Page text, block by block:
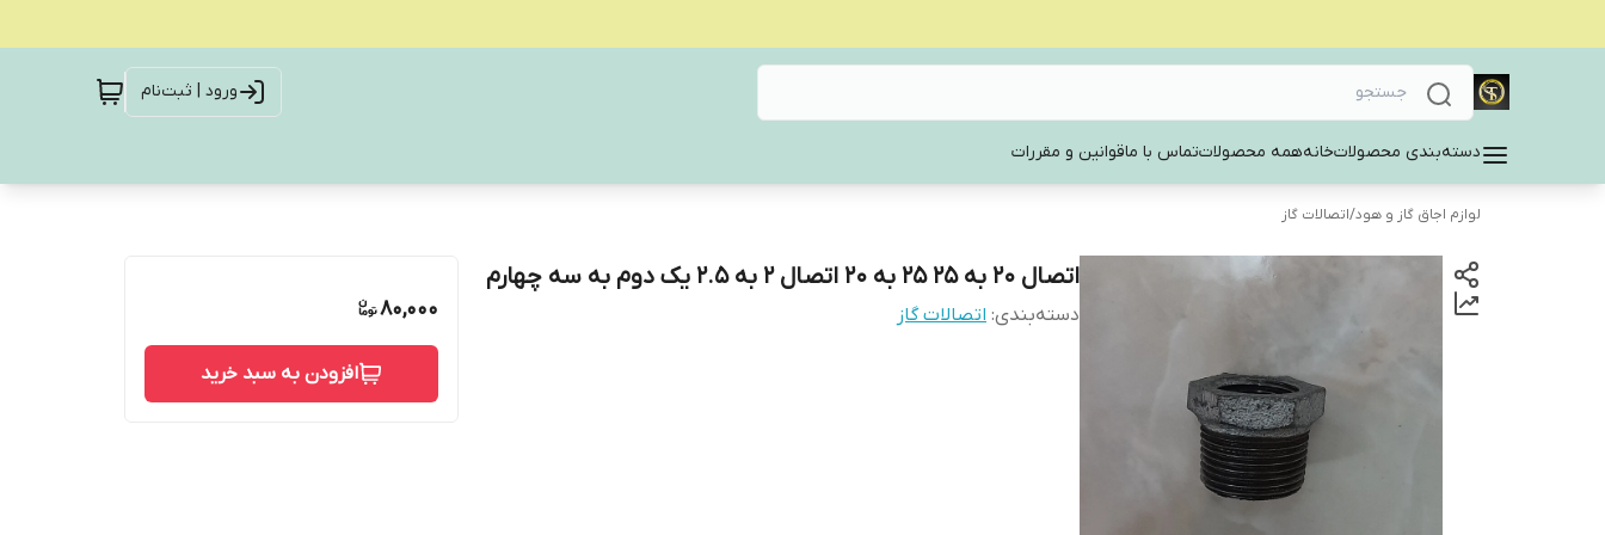
ورود | ثبت‌نام
دسته‌بندی محصولاتخانههمه محصولاتتماس با ماقوانین و مقررات
لوازم اجاق گاز و هود/اتصالات گاز
اتصال 20 به 25 25 به 20 اتصال 2 به 2.5 یک دوم به سه چهارم
دسته‌بندی: اتصالات گاز 80,000
افزودن به سبد خرید